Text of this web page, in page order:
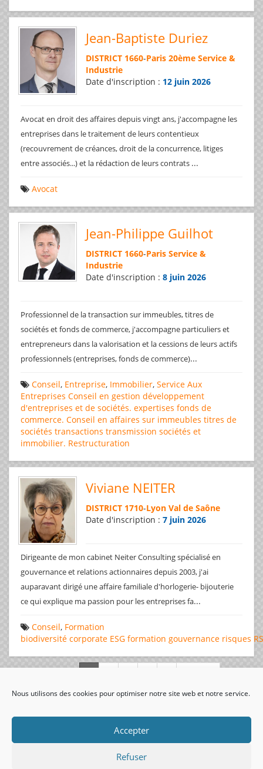
Nous utilisons des cookies pour optimiser notre site web et notre service.
Accepter
Refuser
Jean-Baptiste Duriez
DISTRICT 1660-Paris 20ème Service &
Industrie
Date d'inscription : 12 juin 2026
Avocat en droit des affaires depuis vingt ans, j'accompagne les
entreprises dans le traitement de leurs contentieux
(recouvrement de créances, droit de la concurrence, litiges
entre associés...) et la rédaction de leurs contrats ...
Avocat
Jean-Philippe Guilhot
DISTRICT 1660-Paris Service &
Industrie
Date d'inscription : 8 juin 2026
Professionnel de la transaction sur immeubles, titres de
sociétés et fonds de commerce, j'accompagne particuliers et
entrepreneurs dans la valorisation et la cessions de leurs actifs
professionnels (entreprises, fonds de commerce)...
Conseil, Entreprise, Immobilier, Service Aux
Entreprises Conseil en gestion développement
d'entreprises et de sociétés. expertises fonds de
commerce. Conseil en affaires sur immeubles titres de
sociétés transactions transmission sociétés et
immobilier. Restructuration
Viviane NEITER
DISTRICT 1710-Lyon Val de Saône
Date d'inscription : 7 juin 2026
Dirigeante de mon cabinet Neiter Consulting spécialisé en
gouvernance et relations actionnaires depuis 2003, j'ai
auparavant dirigé une affaire familiale d'horlogerie- bijouterie
ce qui explique ma passion pour les entreprises fa...
Conseil, Formation
biodiversité corporate ESG formation gouvernance risques
visiteurs uniques: